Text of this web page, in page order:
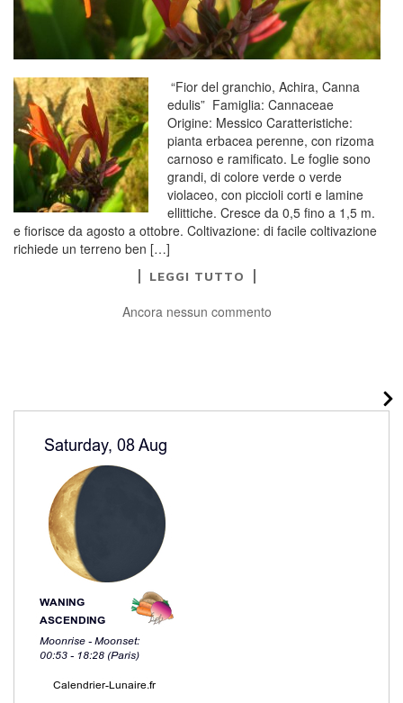
“Fior del granchio, Achira, Canna
edulis” Famiglia: Cannaceae
Origine: Messico Caratteristiche:
pianta erbacea perenne, con rizoma
carnoso e ramificato. Le foglie sono
grandi, di colore verde o verde
violaceo, con piccioli corti e lamine
ellittiche. Cresce da 0,5 fino a 1,5 m.
e fiorisce da agosto a ottobre. Coltivazione: di facile coltivazione
richiede un terreno ben […]
LEGGI TUTTO
Ancora nessun commento